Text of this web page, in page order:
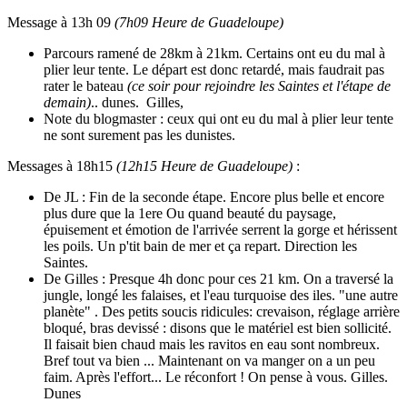
Message à 13h 09 (7h09 Heure de Guadeloupe)
Parcours ramené de 28km à 21km. Certains ont eu du mal à
plier leur tente. Le départ est donc retardé, mais faudrait pas
rater le bateau (ce soir pour rejoindre les Saintes et l'étape de
demain).. dunes. Gilles,
Note du blogmaster : ceux qui ont eu du mal à plier leur tente
ne sont surement pas les dunistes.
Messages à 18h15 (12h15 Heure de Guadeloupe) :
De JL : Fin de la seconde étape. Encore plus belle et encore
plus dure que la 1ere Ou quand beauté du paysage,
épuisement et émotion de l'arrivée serrent la gorge et hérissent
les poils. Un p'tit bain de mer et ça repart. Direction les
Saintes.
De Gilles : Presque 4h donc pour ces 21 km. On a traversé la
jungle, longé les falaises, et l'eau turquoise des iles. "une autre
planète" . Des petits soucis ridicules: crevaison, réglage arrière
bloqué, bras devissé : disons que le matériel est bien sollicité.
Il faisait bien chaud mais les ravitos en eau sont nombreux.
Bref tout va bien ... Maintenant on va manger on a un peu
faim. Après l'effort... Le réconfort ! On pense à vous. Gilles.
Dunes